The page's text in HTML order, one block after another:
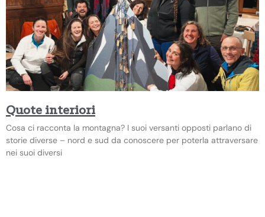
Quote interiori
Cosa ci racconta la montagna? I suoi versanti opposti parlano di
storie diverse – nord e sud da conoscere per poterla attraversare
nei suoi diversi